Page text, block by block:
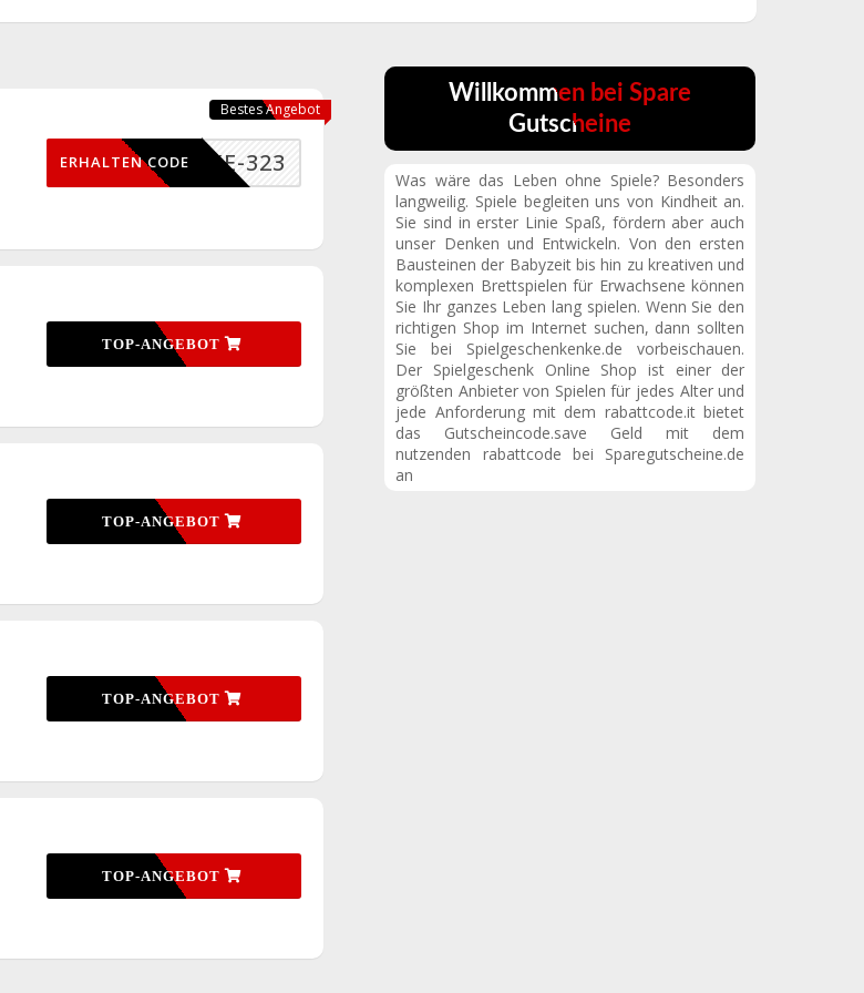
ENKE-323
ERHALTEN CODE
Bestes Angebot
TOP-ANGEBOT
TOP-ANGEBOT
TOP-ANGEBOT
TOP-ANGEBOT
Willkommen bei Spare
Gutscheine
Was wäre das Leben ohne Spiele? Besonders
langweilig. Spiele begleiten uns von Kindheit an.
Sie sind in erster Linie Spaß, fördern aber auch
unser Denken und Entwickeln. Von den ersten
Bausteinen der Babyzeit bis hin zu kreativen und
komplexen Brettspielen für Erwachsene können
Sie Ihr ganzes Leben lang spielen. Wenn Sie den
richtigen Shop im Internet suchen, dann sollten
Sie bei Spielgeschenkenke.de vorbeischauen.
Der Spielgeschenk Online Shop ist einer der
größten Anbieter von Spielen für jedes Alter und
jede Anforderung mit dem rabattcode.it bietet
das Gutscheincode.save Geld mit dem
nutzenden rabattcode bei Sparegutscheine.de
an